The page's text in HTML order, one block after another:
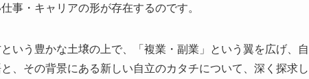
事・キャリアの形が存在するのです。
いう豊かな土壌の上で、「複業・副業」という翼を広げ、自
、その背景にある新しい自立のカタチについて、深く探求し